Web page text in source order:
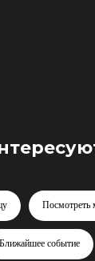
Посмотреть
Ближайшее событие